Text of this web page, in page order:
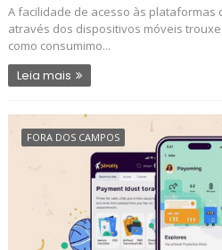
A facilidade de acesso às plataformas
através dos dispositivos móveis
como consumimo...
Leia mais
FORA DOS CAMPOS